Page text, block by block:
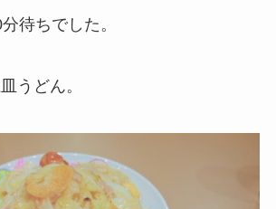
待ちでした。
うどん。